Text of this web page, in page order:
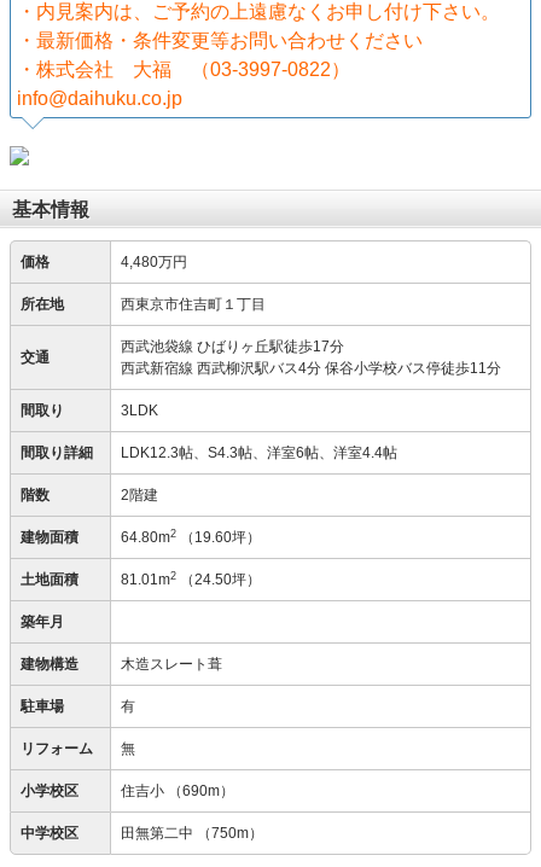
・内見案内は、ご予約の上遠慮なくお申し付け下さい。
・最新価格・条件変更等お問い合わせください
・株式会社 大福 （03-3997-0822）
info@daihuku.co.jp
基本情報
価格 4,480万円
所在地 西東京市住吉町１丁目
交通
西武池袋線 ひばりヶ丘駅徒歩17分
西武新宿線 西武柳沢駅バス4分 保谷小学校バス停徒歩11分
間取り 3LDK
間取り詳細 LDK12.3帖、S4.3帖、洋室6帖、洋室4.4帖
階数 2階建
建物面積 64.80m2 （19.60坪）
土地面積 81.01m2 （24.50坪）
築年月
建物構造 木造スレート葺
駐車場 有
リフォーム 無
小学校区 住吉小 （690m）
中学校区 田無第二中 （750m）